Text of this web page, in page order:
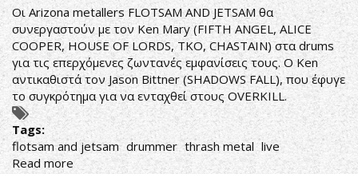
Οι Arizona metallers FLOTSAM AND JETSAM θα
συνεργαστούν με τον Ken Mary (FIFTH ANGEL, ALICE
COOPER, HOUSE OF LORDS, TKO, CHASTAIN) στα drums
για τις επερχόμενες ζωντανές εμφανίσεις τους. Ο Ken
αντικαθιστά τον Jason Bittner (SHADOWS FALL), που έφυγε
το συγκρότημα για να ενταχθεί στους OVERKILL.
Tags:
flotsam and jetsam drummer thrash metal live
Read more about